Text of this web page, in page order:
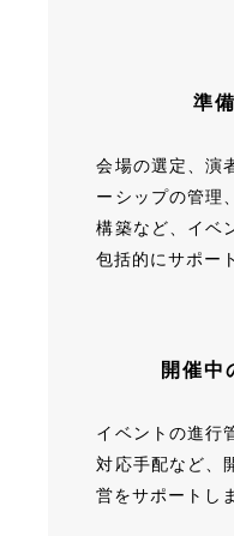
準
会場の選定、演
ーシップの管理
構築など、イベ
包括的にサポー
開催中
イベントの進行
対応手配など、
営をサポートし